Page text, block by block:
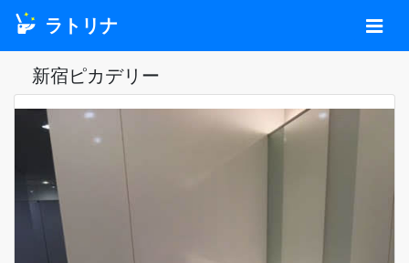
ラトリナ
新宿ピカデリー